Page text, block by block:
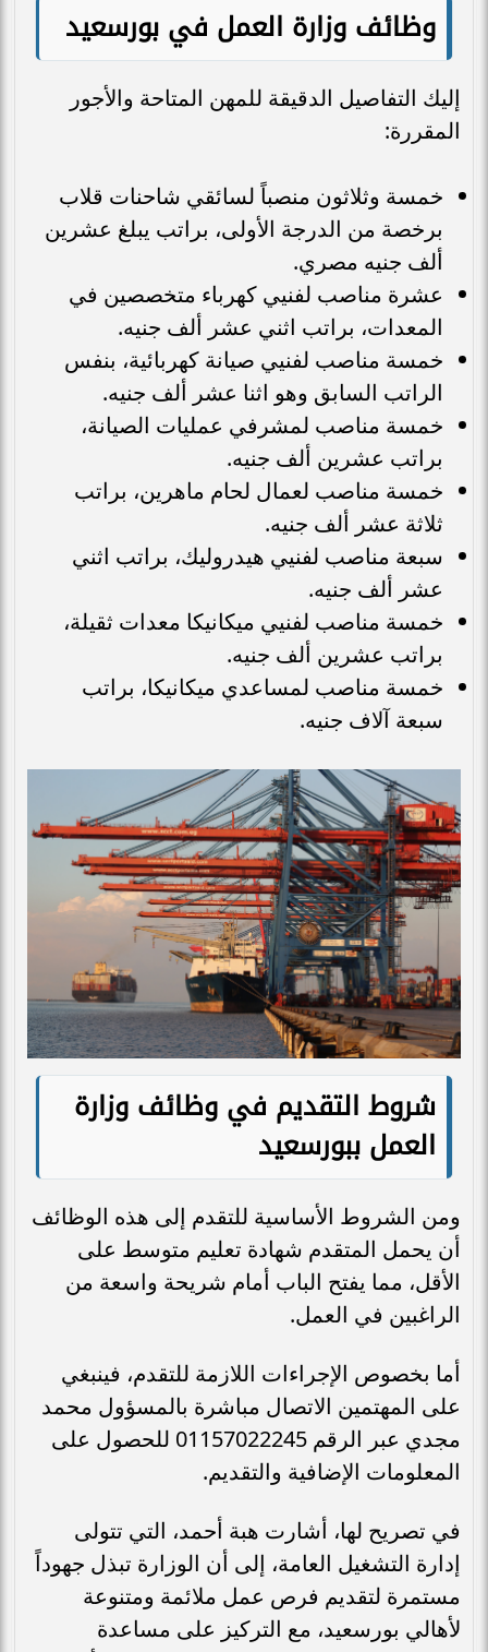
وظائف وزارة العمل في بورسعيد
إليك التفاصيل الدقيقة للمهن المتاحة والأجور
المقررة:
خمسة وثلاثون منصباً لسائقي شاحنات قلاب
برخصة من الدرجة الأولى، براتب يبلغ عشرين
ألف جنيه مصري.
عشرة مناصب لفنيي كهرباء متخصصين في
المعدات، براتب اثني عشر ألف جنيه.
خمسة مناصب لفنيي صيانة كهربائية، بنفس
الراتب السابق وهو اثنا عشر ألف جنيه.
خمسة مناصب لمشرفي عمليات الصيانة،
براتب عشرين ألف جنيه.
خمسة مناصب لعمال لحام ماهرين، براتب
ثلاثة عشر ألف جنيه.
سبعة مناصب لفنيي هيدروليك، براتب اثني
عشر ألف جنيه.
خمسة مناصب لفنيي ميكانيكا معدات ثقيلة،
براتب عشرين ألف جنيه.
خمسة مناصب لمساعدي ميكانيكا، براتب
سبعة آلاف جنيه.
شروط التقديم في وظائف وزارة
العمل ببورسعيد
ومن الشروط الأساسية للتقدم إلى هذه الوظائف
أن يحمل المتقدم شهادة تعليم متوسط على
الأقل، مما يفتح الباب أمام شريحة واسعة من
الراغبين في العمل.
أما بخصوص الإجراءات اللازمة للتقدم، فينبغي
على المهتمين الاتصال مباشرة بالمسؤول محمد
مجدي عبر الرقم 01157022245 للحصول على
المعلومات الإضافية والتقديم.
في تصريح لها، أشارت هبة أحمد، التي تتولى
إدارة التشغيل العامة، إلى أن الوزارة تبذل جهوداً
مستمرة لتقديم فرص عمل ملائمة ومتنوعة
لأهالي بورسعيد، مع التركيز على مساعدة